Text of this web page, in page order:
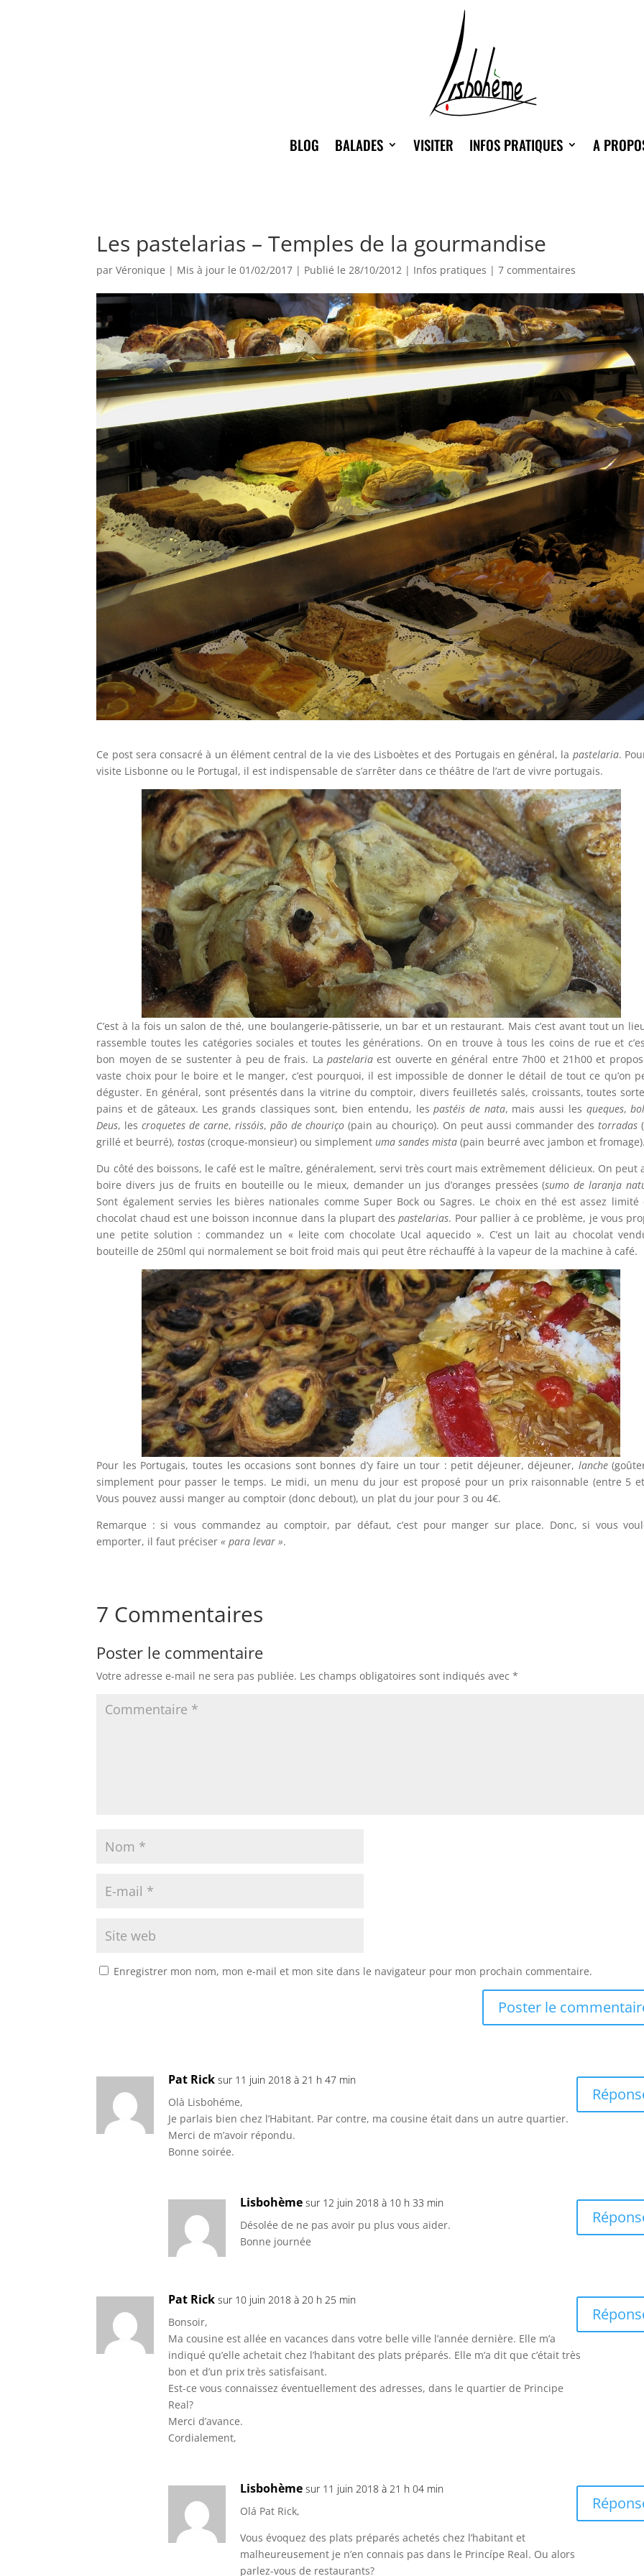
BLOG BALADES VISITER INFOS PRATIQUES A
Les pastelarias – Temples de la gourmandise
parVéronique | Mis à jour le 01/02/2017 | Publié le 28/10/2012 | Infos pratiques |7 commentaires
Ce post sera consacré à un élément central de la vie des Lisboètes et des Portugais en général, la pastelaria.
visite Lisbonne ou le Portugal, il est indispensable de s’arrêter dans ce théâtre de l’art de vivre portugais.
C’est à la fois un salon de thé, une boulangerie-pâtisserie, un bar et un restaurant. Mais c’est avant tout un
rassemble toutes les catégories sociales et toutes les générations. On en trouve à tous les coins de rue et
bon moyen de se sustenter à peu de frais. Lapastelaria est ouverte en général entre 7h00 et 21h00 et
vaste choix pour le boire et le manger, c’est pourquoi, il est impossible de donner le détail de tout ce qu’on
déguster. En général, sont présentés dans la vitrine du comptoir, divers feuilletés salés, croissants, toutes
pains et de gâteaux. Les grands classiques sont, bien entendu, lespastéis de nata, mais aussi les queques,
Deus, lescroquetes de carne,rissóis,pão de chouriço (pain au chouriço). On peut aussi commander destorradas
grillé et beurré),tostas (croque-monsieur) ou simplementuma sandes mista (pain beurré avec jambon et
Du côté des boissons, le café est le maître, généralement, servi très court mais extrêmement délicieux. On peut
boire divers jus de fruits en bouteille ou le mieux, demander un jus d’oranges pressées (sumo de laranja
Sont également servies les bières nationales comme Super Bock ou Sagres. Le choix en thé est assez limité
chocolat chaud est une boisson inconnue dans la plupart despastelarias. Pour pallier à ce problème, je vous
une petite solution : commandez un « leite com chocolate Ucal aquecido ». C’est un lait au chocolat
bouteille de 250ml qui normalement se boit froid mais qui peut être réchauffé à la vapeur de la machine à café.
Pour les Portugais, toutes les occasions sont bonnes d’y faire un tour : petit déjeuner, déjeuner, lanche
simplement pour passer le temps. Le midi, un menu du jour est proposé pour un prix raisonnable (entre 5
Vous pouvez aussi manger au comptoir (donc debout), un plat du jour pour 3 ou 4€.
Remarque : si vous commandez au comptoir, par défaut, c’est pour manger sur place. Donc, si vous
emporter, il faut préciser« para levar ».
7 Commentaires
Poster le commentaire
Votre adresse e-mail ne sera pas publiée. Les champs obligatoires sont indiqués avec*
Enregistrer mon nom, mon e-mail et mon site dans le navigateur pour mon prochain commentaire.
Pat Rick sur 11 juin 2018 à 21 h 47 min
Olà Lisbohéme,
Je parlais bien chez l’Habitant. Par contre, ma cousine était dans un autre quartier.
Merci de m’avoir répondu.
Bonne soirée.
Lisbohème sur 12 juin 2018 à 10 h 33 min
Désolée de ne pas avoir pu plus vous aider.
Bonne journée
Pat Rick sur 10 juin 2018 à 20 h 25 min
Bonsoir,
Ma cousine est allée en vacances dans votre belle ville l’année dernière. Elle m’a
indiqué qu’elle achetait chez l’habitant des plats préparés. Elle m’a dit que c’était très
bon et d’un prix très satisfaisant.
Est-ce vous connaissez éventuellement des adresses, dans le quartier de Principe
Real?
Merci d’avance.
Cordialement,
Lisbohème sur 11 juin 2018 à 21 h 04 min
Olá Pat Rick,
Vous évoquez des plats préparés achetés chez l’habitant et
malheureusement je n’en connais pas dans le Princípe Real. Ou alors
parlez-vous de restaurants?